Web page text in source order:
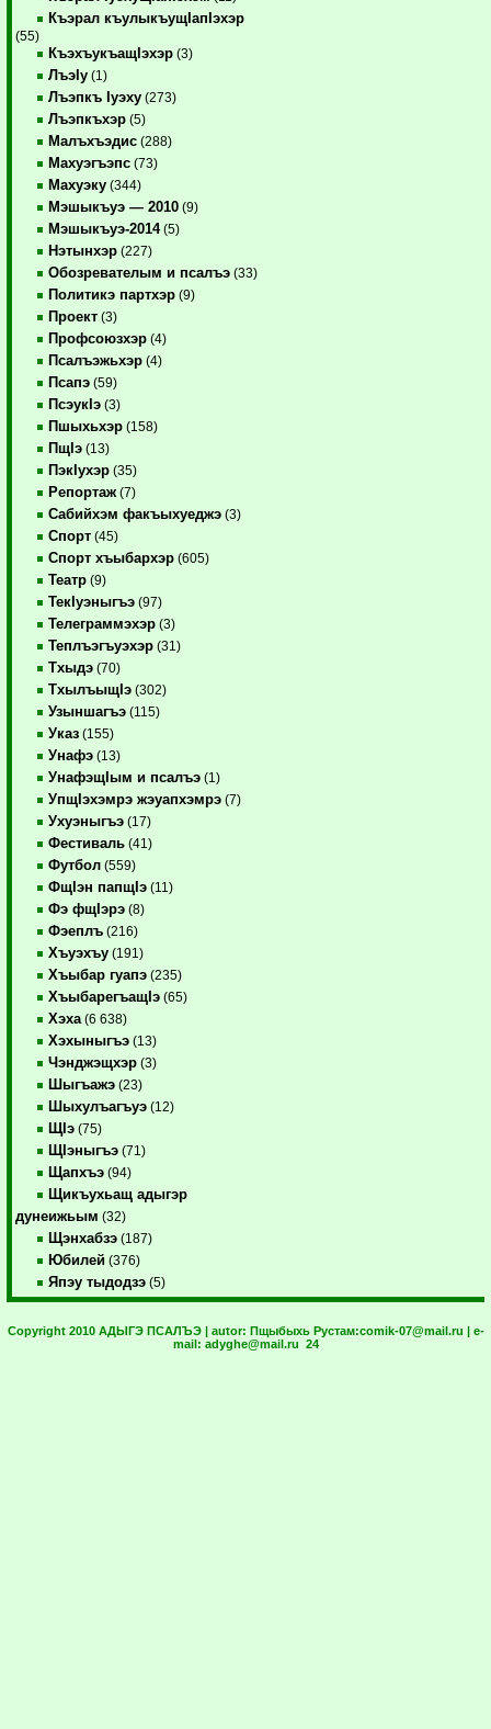
Къэрал къулыкъущIапIэхэр
(55)
КъэхъукъащIэхэр (3)
ЛъэIу (1)
Лъэпкъ Iуэху (273)
Лъэпкъхэр (5)
Малъхъэдис (288)
Махуэгъэпс (73)
Махуэку (344)
Мэшыкъуэ — 2010 (9)
Мэшыкъуэ-2014(5)
Нэтынхэр (227)
Обозревателым и псалъэ (33)
Политикэ партхэр (9)
Проект (3)
Профсоюзхэр (4)
Псалъэжьхэр (4)
Псапэ (59)
ПсэукIэ (3)
Пшыхьхэр (158)
ПщIэ (13)
ПэкIухэр (35)
Репортаж (7)
Сабийхэм факъыхуеджэ (3)
Спорт (45)
Спорт хъыбархэр (605)
Театр (9)
ТекIуэныгъэ (97)
Телеграммэхэр (3)
Теплъэгъуэхэр (31)
Тхыдэ (70)
ТхылъыщIэ (302)
Узыншагъэ (115)
Указ (155)
Унафэ (13)
УнафэщIым и псалъэ (1)
УпщIэхэмрэ жэуапхэмрэ (7)
Ухуэныгъэ (17)
Фестиваль (41)
Футбол (559)
ФщIэн папщIэ (11)
Фэ фщIэрэ (8)
Фэеплъ (216)
Хъуэхъу (191)
Хъыбар гуапэ (235)
ХъыбарегъащIэ (65)
Хэха (6 638)
Хэхыныгъэ (13)
Чэнджэщхэр (3)
Шыгъажэ (23)
Шыхулъагъуэ (12)
ЩIэ (75)
ЩIэныгъэ (71)
Щапхъэ (94)
Щикъухьащ адыгэр
дунеижьым (32)
Щэнхабзэ (187)
Юбилей (376)
Япэу тыдодзэ (5)
Copyright 2010 АДЫГЭ ПСАЛЪЭ | autor: Пщыбыхь Рустам:comik-07@mail.ru | e-
mail: adyghe@mail.ru 24